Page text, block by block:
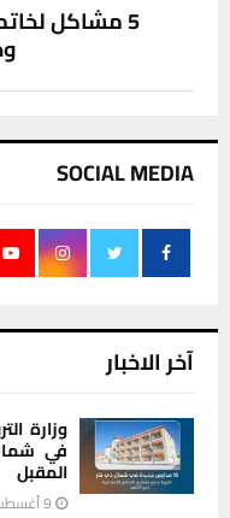
5 مشاكل
SOCIAL MEDIA
آخر الاخبار
وزارة
في
المقبل
9 أغسطس، 2026